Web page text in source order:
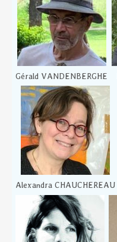
Gérald VANDENBERGHE
Alexandra CHAUCHEREAU